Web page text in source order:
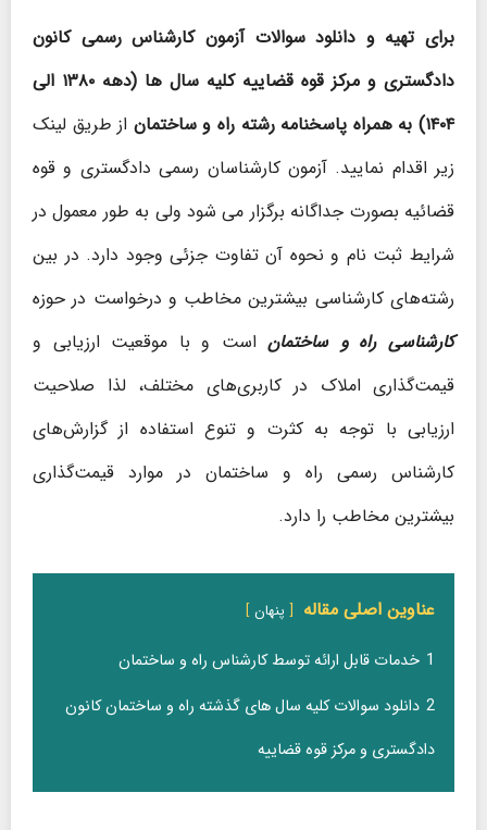
برای تهیه و دانلود سوالات آزمون کارشناس رسمی کانون
دادگستری و مرکز
قوه قضاییه کلیه سال ها (دهه ۱۳۸۰ الی
۱۴۰۴) به همراه پاسخنامه رشته راه و ساختمان
از طریق لینک
زیر اقدام نمایید. آزمون کارشناسان رسمی دادگستری و قوه
قضائیه بصورت جداگانه برگزار می شود ولی به طور معمول در
شرایط ثبت نام و نحوه آن تفاوت جزئی وجود دارد. در بین
رشته‌های کارشناسی بیشترین مخاطب و درخواست در حوزه
کارشناسی راه و ساختماناست و با موقعیت ارزیابی و
قیمت‌گذاری املاک در کاربری‌های مختلف، لذا صلاحیت
ارزیابی با توجه به کثرت و تنوع استفاده از گزارش‌های
کارشناس رسمی راه و ساختمان در موارد قیمت‌گذاری
بیشترین مخاطب را دارد.
عناوین اصلی مقاله پنهان
1 خدمات قابل ارائه توسط کارشناس راه و ساختمان
2 دانلود سوالات کلیه سال های گذشته راه و ساختمان کانون
دادگستری و مرکز قوه قضاییه